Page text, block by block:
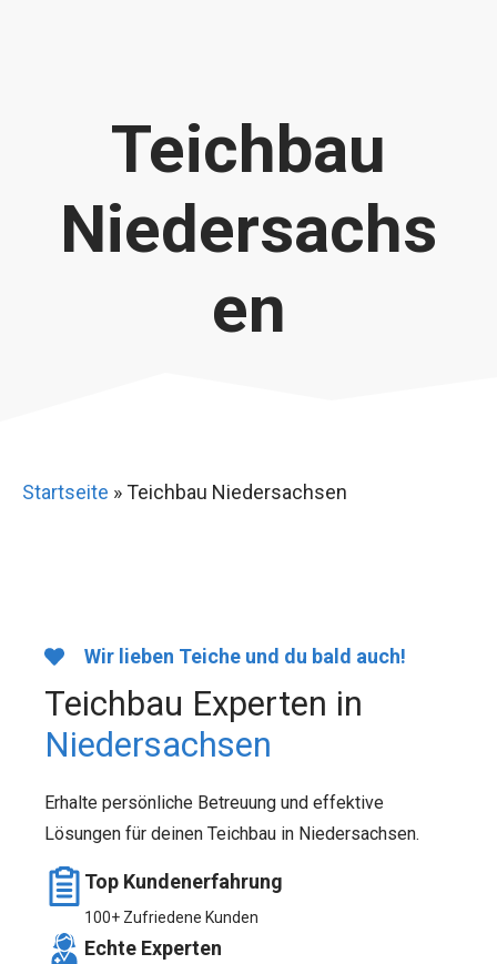
Teichbau
Niedersachs
en
Startseite »Teichbau Niedersachsen
Wir lieben Teiche und du bald auch!
Teichbau Experten in
Niedersachsen
Erhalte persönliche Betreuung und effektive
Lösungen für deinen Teichbau in Niedersachsen.
Top Kundenerfahrung
100+ Zufriedene Kunden
Echte Experten